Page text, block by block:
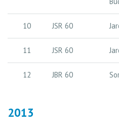
10 JSR 60
11 JSR 60
12 JBR 60
2013